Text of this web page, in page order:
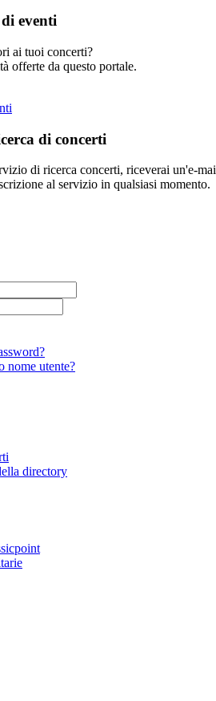
eventi
ai tuoi concerti?
offerte da questo portale.
di concerti
di ricerca concerti, riceverai un'e-
al servizio in qualsiasi momento.
nome utente?
directory